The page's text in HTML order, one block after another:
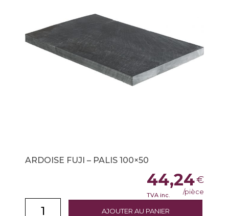
ARDOISE FUJI – PALIS 100×50
AJOUTER AU PANIER
44,24€
TVA inc. /pièce